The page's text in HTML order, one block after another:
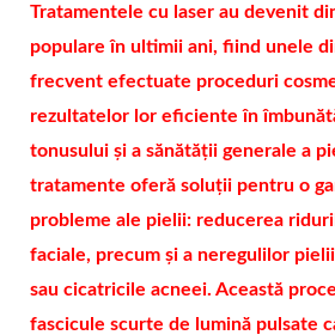
Tratamentele cu laser au devenit
populare în ultimii ani, fiind unele
frecvent efectuate proceduri
rezultatelor lor eficiente în
tonusului și a sănătății generale a
tratamente oferă soluții pentru o
probleme ale pielii: reducerea
faciale, precum și a neregulilor
sau cicatricile acneei. Această
fascicule scurte de lumină pulsate